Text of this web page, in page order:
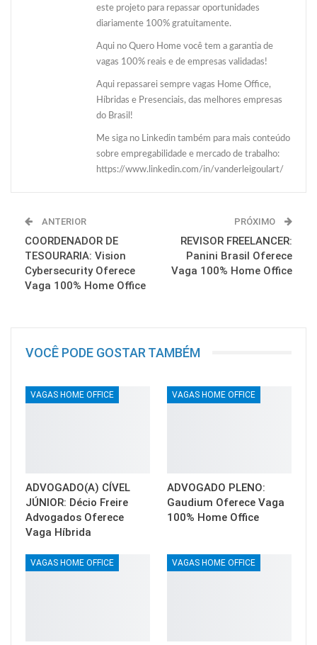
este projeto para repassar oportunidades
diariamente 100% gratuitamente.
Aqui no Quero Home você tem a garantia de
vagas 100% reais e de empresas validadas!
Aqui repassarei sempre vagas Home Office,
Híbridas e Presenciais, das melhores empresas
do Brasil!
Me siga no Linkedin também para mais conteúdo
sobre empregabilidade e mercado de trabalho:
https://www.linkedin.com/in/vanderleigoulart/
ANTERIOR
COORDENADOR DE
TESOURARIA: Vision
Cybersecurity Oferece
Vaga 100% Home Office
PRÓXIMO
REVISOR FREELANCER:
Panini Brasil Oferece
Vaga 100% Home Office
VOCÊ PODE GOSTAR TAMBÉM
VAGAS HOME OFFICE
ADVOGADO(A) CÍVEL
JÚNIOR: Décio Freire
Advogados Oferece
Vaga Híbrida
VAGAS HOME OFFICE
ADVOGADO PLENO:
Gaudium Oferece Vaga
100% Home Office
VAGAS HOME OFFICE VAGAS HOME OFFICE